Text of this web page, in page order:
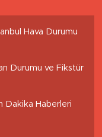
Hava Durumu
Durumu ve Fikstür
Dakika Haberleri